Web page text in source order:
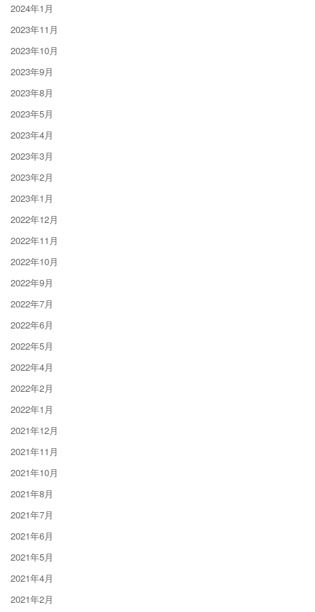
2024年1月
2023年11月
2023年10月
2023年9月
2023年8月
2023年5月
2023年4月
2023年3月
2023年2月
2023年1月
2022年12月
2022年11月
2022年10月
2022年9月
2022年7月
2022年6月
2022年5月
2022年4月
2022年2月
2022年1月
2021年12月
2021年11月
2021年10月
2021年8月
2021年7月
2021年6月
2021年5月
2021年4月
2021年2月